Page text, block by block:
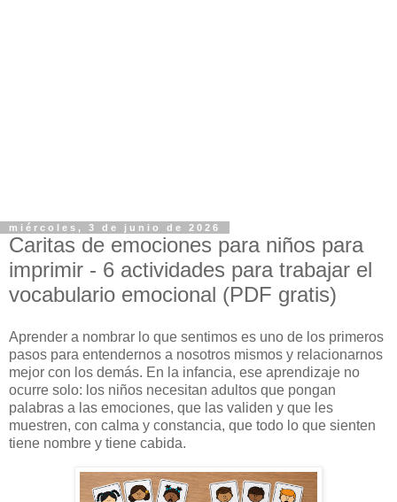
miércoles, 3 de junio de 2026
Caritas de emociones para niños para
imprimir - 6 actividades para trabajar el
vocabulario emocional (PDF gratis)
Aprender a nombrar lo que sentimos es uno de los primeros
pasos para entendernos a nosotros mismos y relacionarnos
mejor con los demás. En la infancia, ese aprendizaje no
ocurre solo: los niños necesitan adultos que pongan
palabras a las emociones, que las validen y que les
muestren, con calma y constancia, que todo lo que sienten
tiene nombre y tiene cabida.